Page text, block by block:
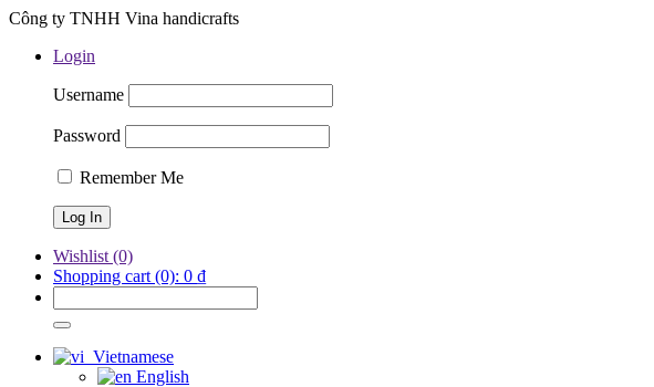
Công ty TNHH Vina handicrafts
Login
Username
Password
Remember Me
Wishlist (0)
Shopping cart (0): 0 ₫
Vietnamese
English